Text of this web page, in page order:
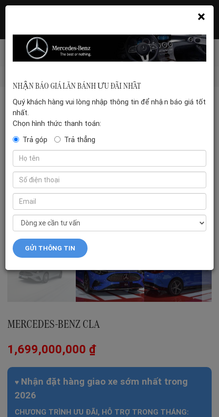
Hotline: 035 399 5555 Đặt hẹn xem xe
MERCEDES-BENZ CLA
1,699,000,000 ₫
♥ Nhận đặt hàng giao xe sớm nhất trong
2026
CHƯƠNG TRÌNH ƯU ĐÃI, HỖ TRỢ TRONG THÁNG:
×
NHẬN BÁO GIÁ LĂN BÁNH ƯU ĐÃI NHẤT
Quý khách hàng vui lòng nhập thông tin để nhận báo giá tốt
nhất.
Chọn hình thức thanh toán:
Trả góp
Trả thẳng